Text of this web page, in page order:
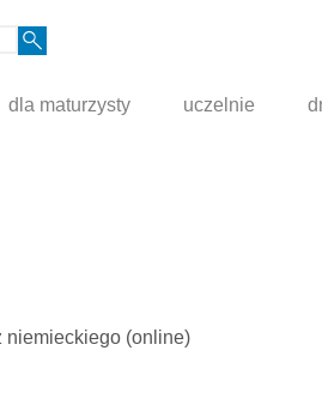
dla maturzysty uczelnie
niemieckiego (online)